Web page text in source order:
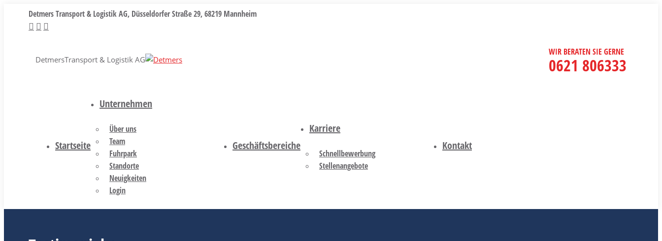
Detmers Transport & Logistik AG, Düsseldorfer Straße 29, 68219 Mannheim
Facebook
in
Instagram
inin
DetmersTransport & Logistik AG
WIR BERATEN SIE GERNE
0621 806333
Startseite
Unternehmen
Über uns
Team
Fuhrpark
Standorte
Neuigkeiten
Login
Geschäftsbereiche
Karriere
Schnellbewerbung
Stellenangebote
Kontakt